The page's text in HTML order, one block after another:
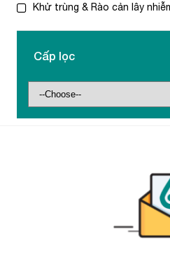
Khử trùng & Rào cản lây
Cấp lọc